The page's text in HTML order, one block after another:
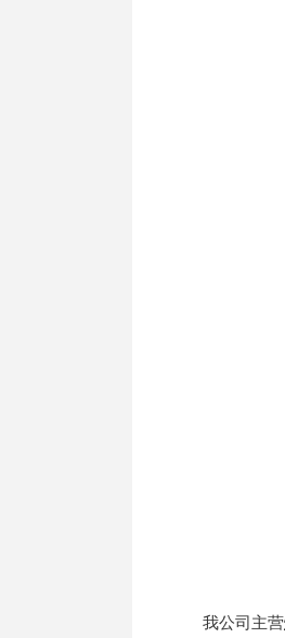
我公司主营